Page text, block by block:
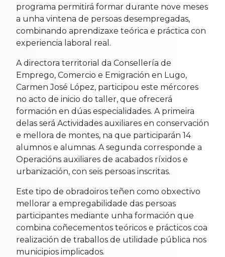
programa permitirá formar durante nove meses
a unha vintena de persoas desempregadas,
combinando aprendizaxe teórica e práctica con
experiencia laboral real.
A directora territorial da Consellería de
Emprego, Comercio e Emigración en Lugo,
Carmen José López, participou este mércores
no acto de inicio do taller, que ofrecerá
formación en dúas especialidades. A primeira
delas será Actividades auxiliares en conservación
e mellora de montes, na que participarán 14
alumnos e alumnas. A segunda corresponde a
Operacións auxiliares de acabados ríxidos e
urbanización, con seis persoas inscritas.
Este tipo de obradoiros teñen como obxectivo
mellorar a empregabilidade das persoas
participantes mediante unha formación que
combina coñecementos teóricos e prácticos coa
realización de traballos de utilidade pública nos
municipios implicados.